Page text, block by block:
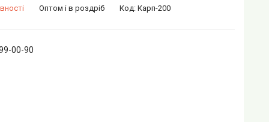
Оптом і в роздріб Код: Карп-200
00-90